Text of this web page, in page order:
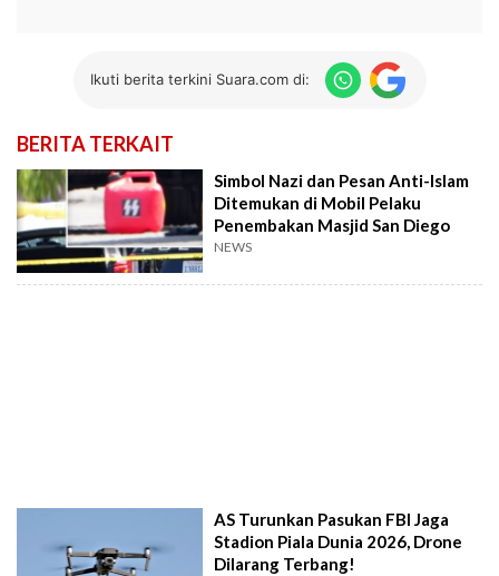
Ikuti berita terkini Suara.com di:
BERITA TERKAIT
Simbol Nazi dan Pesan Anti-Islam
Ditemukan di Mobil Pelaku
Penembakan Masjid San Diego
NEWS
AS Turunkan Pasukan FBI Jaga
Stadion Piala Dunia 2026, Drone
Dilarang Terbang!